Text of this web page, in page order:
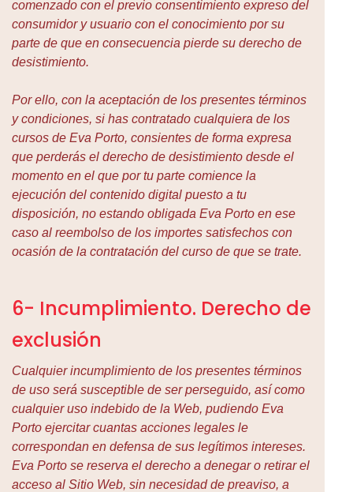
comenzado con el previo consentimiento expreso del
consumidor y usuario con el conocimiento por su
parte de que en consecuencia pierde su derecho de
desistimiento.
Por ello, con la aceptación de los presentes términos
y condiciones, si has contratado cualquiera de los
cursos de Eva Porto, consientes de forma expresa
que perderás el derecho de desistimiento desde el
momento en el que por tu parte comience la
ejecución del contenido digital puesto a tu
disposición, no estando obligada Eva Porto en ese
caso al reembolso de los importes satisfechos con
ocasión de la contratación del curso de que se trate.
6- Incumplimiento. Derecho de
exclusión
Cualquier incumplimiento de los presentes términos
de uso será susceptible de ser perseguido, así como
cualquier uso indebido de la Web, pudiendo Eva
Porto ejercitar cuantas acciones legales le
correspondan en defensa de sus legítimos intereses.
Eva Porto se reserva el derecho a denegar o retirar el
acceso al Sitio Web, sin necesidad de preaviso, a